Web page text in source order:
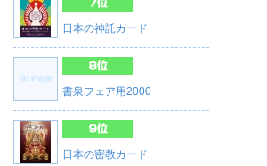
日本の神託カード
書泉フェア用2000
日本の密教カード